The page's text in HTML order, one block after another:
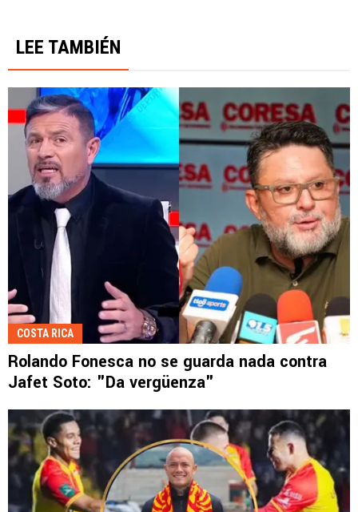
LEE TAMBIÉN
COSTA RICA
Rolando Fonesca no se guarda nada contra
Jafet Soto: "Da vergüenza"